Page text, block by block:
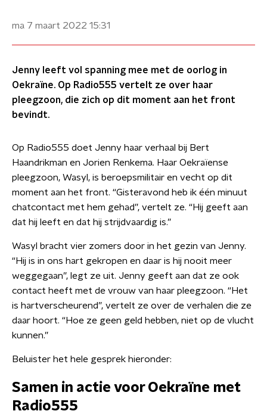
ma 7 maart 2022 15:31
Jenny leeft vol spanning mee met de oorlog in
Oekraïne. Op Radio555 vertelt ze over haar
pleegzoon, die zich op dit moment aan het front
bevindt.
Op Radio555 doet Jenny haar verhaal bij Bert
Haandrikman en Jorien Renkema. Haar Oekraïense
pleegzoon, Wasyl, is beroepsmilitair en vecht op dit
moment aan het front. “Gisteravond heb ik één minuut
chatcontact met hem gehad”, vertelt ze. “Hij geeft aan
dat hij leeft en dat hij strijdvaardig is.”
Wasyl bracht vier zomers door in het gezin van Jenny.
“Hij is in ons hart gekropen en daar is hij nooit meer
weggegaan”, legt ze uit. Jenny geeft aan dat ze ook
contact heeft met de vrouw van haar pleegzoon. “Het
is hartverscheurend”, vertelt ze over de verhalen die ze
daar hoort. “Hoe ze geen geld hebben, niet op de vlucht
kunnen.”
Beluister het hele gesprek hieronder:
Samen in actie voor Oekraïne met
Radio555